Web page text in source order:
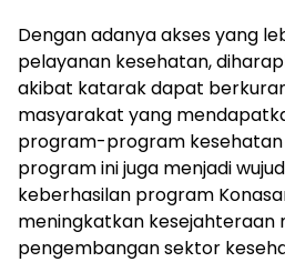
Dengan adanya akses yang
pelayanan kesehatan,
akibat katarak dapat
masyarakat yang
program-program kesehatan
program ini juga menjadi
keberhasilan program
meningkatkan kesejahteraan
pengembangan sektor